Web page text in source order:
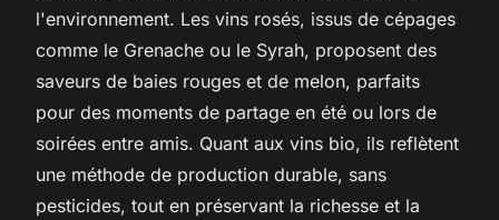
l'environnement. Les vins rosés, issus de cépages
comme le Grenache ou le Syrah, proposent des
saveurs de baies rouges et de melon, parfaits
pour des moments de partage en été ou lors de
soirées entre amis. Quant aux vins bio, ils reflètent
une méthode de production durable, sans
pesticides, tout en préservant la richesse et la